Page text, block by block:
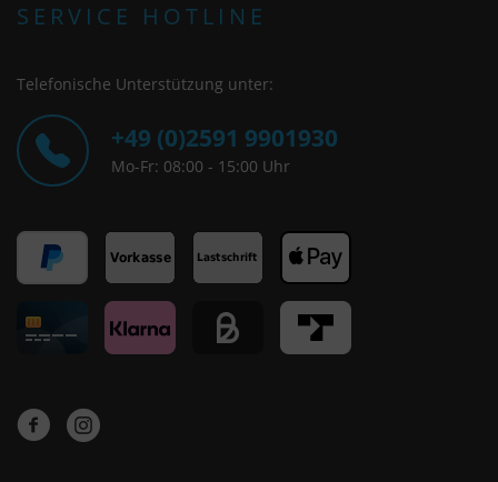
SERVICE HOTLINE
Telefonische Unterstützung unter:
+49 (0)2591 9901930
Mo-Fr: 08:00 - 15:00 Uhr